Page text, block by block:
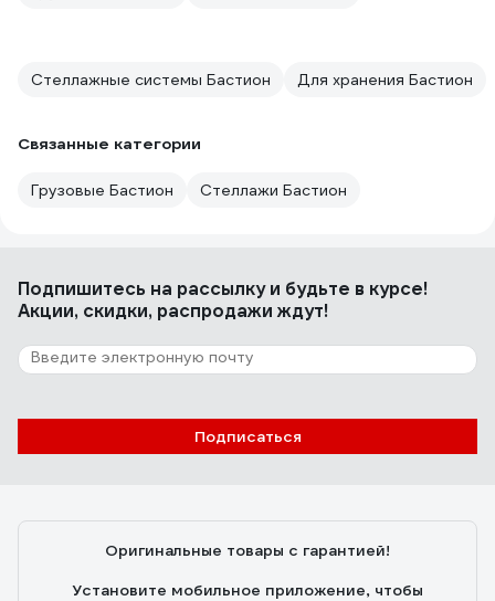
Стеллажные системы Бастион Для хранения Бастион
Связанные категории
Грузовые Бастион Стеллажи Бастион
Подпишитесь на рассылкуи будьте в курсе!
Акции, скидки, распродажи ждут!
Подписаться
Оригинальные товары с гарантией!
Установите мобильное приложение, чтобы